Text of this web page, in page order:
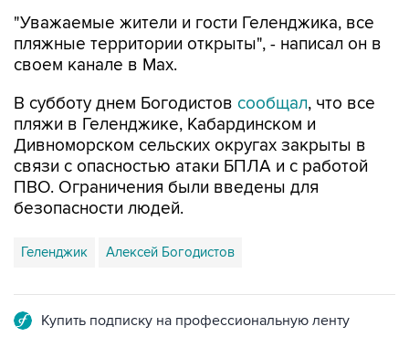
"Уважаемые жители и гости Геленджика, все
пляжные территории открыты", - написал он в
своем канале в Max.
В субботу днем Богодистов сообщал, что все
пляжи в Геленджике, Кабардинском и
Дивноморском сельских округах закрыты в
связи с опасностью атаки БПЛА и с работой
ПВО. Ограничения были введены для
безопасности людей.
Геленджик Алексей Богодистов
Купить подписку на профессиональную ленту